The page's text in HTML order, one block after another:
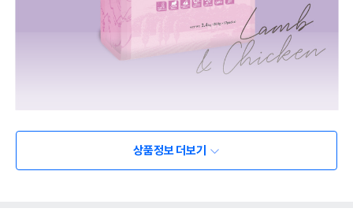
상품정보 더보기